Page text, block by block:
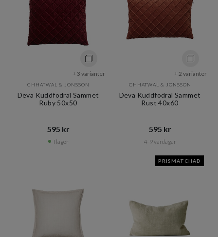
+ 3 varianter
CHHATWAL & JONSSON
Deva Kuddfodral Sammet
Ruby 50x50
595 kr​​
I lager
+ 2 varianter
CHHATWAL & JONSSON
Deva Kuddfodral Sammet
Rust 40x60
595 kr​​
4-9 vardagar
PRISMATCHAD